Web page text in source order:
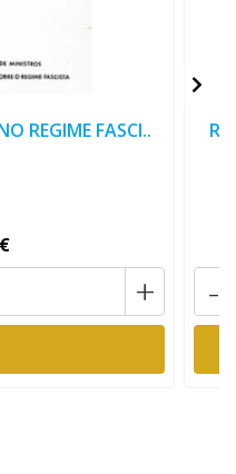
REGIME FASCI..
+ -